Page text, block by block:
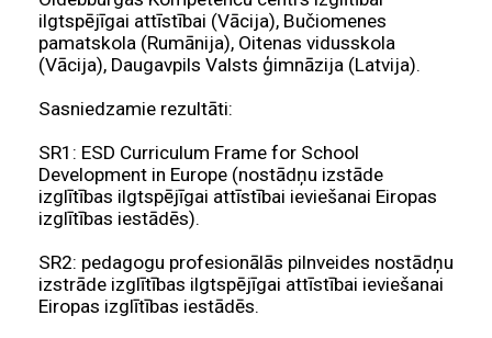
ilgtspējīgai attīstībai (Vācija), Bučiomenes
pamatskola (Rumānija), Oitenas vidusskola
(Vācija), Daugavpils Valsts ģimnāzija (Latvija).
Sasniedzamie rezultāti:
SR1: ESD Curriculum Frame for School
Development in Europe (nostādņu izstāde
izglītības ilgtspējīgai attīstībai ieviešanai Eiropas
izglītības iestādēs).
SR2: pedagogu profesionālās pilnveides nostādņu
izstrāde izglītības ilgtspējīgai attīstībai ieviešanai
Eiropas izglītības iestādēs.